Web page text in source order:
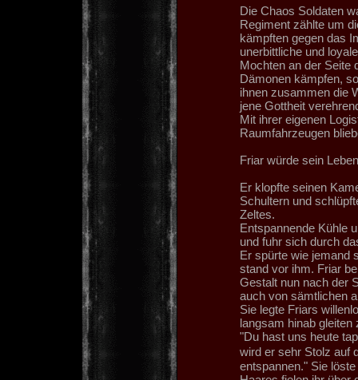
Die Chaos Soldaten
Regiment zählte um
kämpften gegen das
unerbittliche und
Mochten an der Seite
Dämonen kämpfen,
ihnen zusammen die
jene Gottheit
Mit ihrer eigenen
Raumfahrzeugen
Friar würde sein
Er klopfte seinen
Schultern und
Zeltes.
Entspannende Kühle
und fuhr sich durch
Er spürte wie jemand
stand vor ihm. Friar
Gestalt nun nach der
auch von sämtlichen
Sie legte Friars
langsam hinab gleiten
"Du hast uns heute
wird er sehr Stolz auf
entspannen." Sie